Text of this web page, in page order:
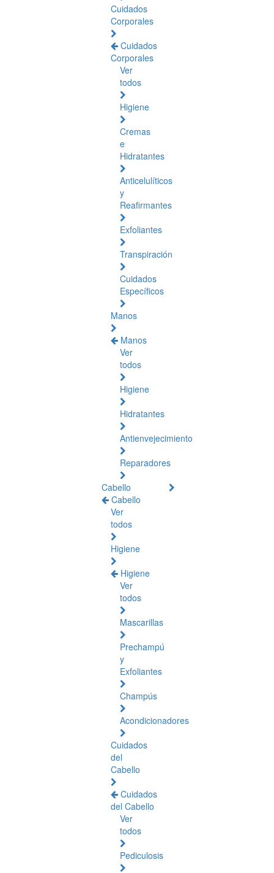
Cuidados
Corporales
Cuidados
Corporales
Ver
todos
Higiene
Cremas
e
Hidratantes
Anticelulíticos
y
Reafirmantes
Exfoliantes
Transpiración
Cuidados
Específicos
Manos
Manos
Ver
todos
Higiene
Hidratantes
Antienvejecimiento
Reparadores
Cabello
Cabello
Ver
todos
Higiene
Higiene
Ver
todos
Mascarillas
Prechampú
y
Exfoliantes
Champús
Acondicionadores
Cuidados
del
Cabello
Cuidados
del Cabello
Ver
todos
Pediculosis